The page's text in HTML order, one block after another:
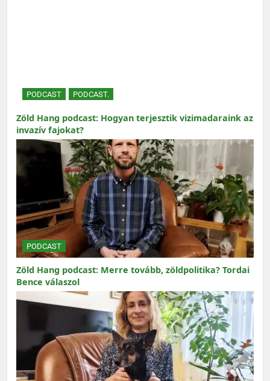
PODCAST PODCAST.
Zöld Hang podcast: Hogyan terjesztik vizimadaraink az
invazív fajokat?
PODCAST
Zöld Hang podcast: Merre tovább, zöldpolitika? Tordai
Bence válaszol